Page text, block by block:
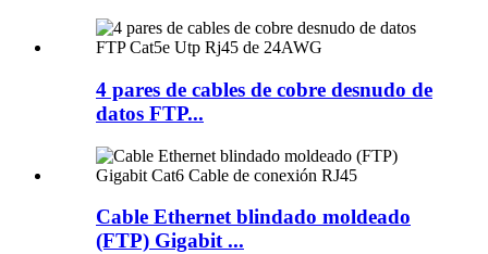
4 pares de cables de cobre desnudo de
datos FTP...
Cable Ethernet blindado moldeado
(FTP) Gigabit ...